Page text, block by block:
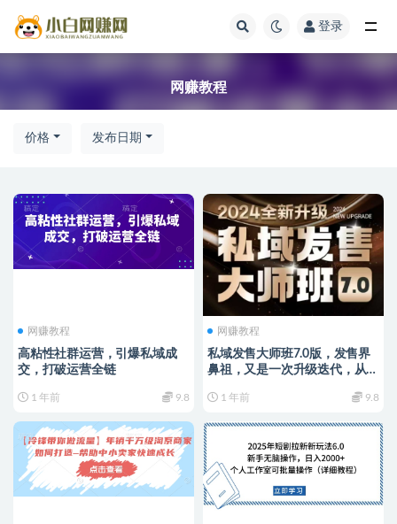
登录
网赚教程
价格 发布日期
网赚教程
高粘性社群运营，引爆私域成
交，打破运营全链
1 年前 9.8
网赚教程
私域发售大师班7.0版，发售界
鼻祖，又是一次升级迭代，从底
讲解（录音）
1 年前 9.8